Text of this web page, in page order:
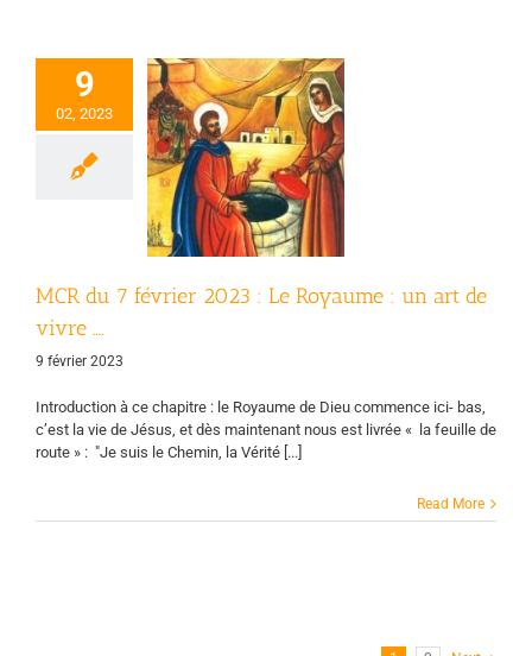
9
02, 2023
du 7 février
: Le Royaume
art de vivre ….
MCR du 7 février 2023 : Le Royaume : un art de
vivre ….
9 février 2023
Introduction à ce chapitre : le Royaume de Dieu commence ici- bas,
c’est la vie de Jésus, et dès maintenant nous est livrée « la feuille de
route » : "Je suis le Chemin, la Vérité [...]
Read More